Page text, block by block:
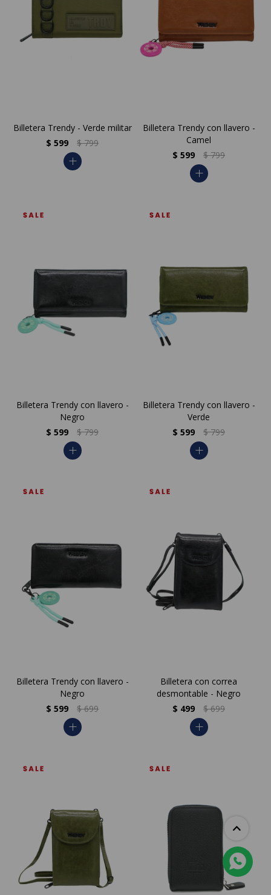
Billetera Trendy - Verde militar
$ 599 $ 799
add
Billetera Trendy con llavero -
Camel
$ 599 $ 799
add
Billetera Trendy con llavero -
Negro
$ 599 $ 799
add
Billetera Trendy con llavero -
Verde
$ 599 $ 799
add
Billetera Trendy con llavero -
Negro
$ 599 $ 699
add
Billetera con correa
desmontable - Negro
$ 499 $ 699
add